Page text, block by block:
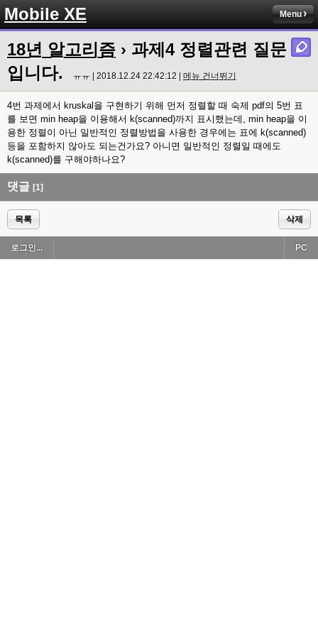
Mobile XE Menu
18년 알고리즘 › 과제4 정렬관련 질문
입니다.
ㅠㅠ | 2018.12.24 22:42:12 | 메뉴 건너뛰기
4번 과제에서 kruskal을 구현하기 위해 먼저 정렬할 때 숙제 pdf의 5번 표
를 보면 min heap을 이용해서 k(scanned)까지 표시했는데, min heap을 이
용한 정렬이 아닌 일반적인 정렬방법을 사용한 경우에는 표에 k(scanned)
등을 포함하지 않아도 되는건가요? 아니면 일반적인 정렬일 때에도
k(scanned)를 구해야하나요?
댓글 [1]
목록 삭제
로그인... PC